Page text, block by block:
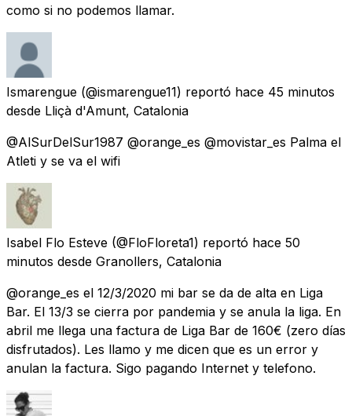
como si no podemos llamar.
Ismarengue (@ismarengue11) reportó hace 45 minutos
desde Lliçà d'Amunt, Catalonia
@AlSurDelSur1987 @orange_es @movistar_es Palma el
Atleti y se va el wifi
Isabel Flo Esteve (@FloFloreta1) reportó hace 50
minutos desde Granollers, Catalonia
@orange_es el 12/3/2020 mi bar se da de alta en Liga
Bar. El 13/3 se cierra por pandemia y se anula la liga. En
abril me llega una factura de Liga Bar de 160€ (zero días
disfrutados). Les llamo y me dicen que es un error y
anulan la factura. Sigo pagando Internet y telefono.